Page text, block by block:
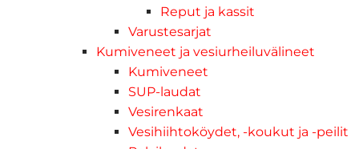
Reput ja kassit
Varustesarjat
Kumiveneet ja vesiurheiluvälineet
Kumiveneet
SUP-laudat
Vesirenkaat
Vesihiihtoköydet, -koukut ja -peilit